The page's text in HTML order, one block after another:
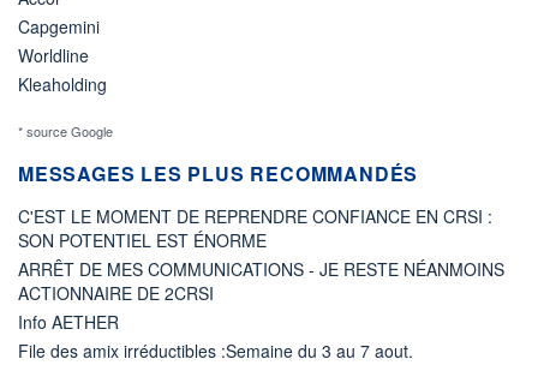
Capgemini
Worldline
Kleaholding
* source Google
MESSAGES LES PLUS RECOMMANDÉS
C'EST LE MOMENT DE REPRENDRE CONFIANCE EN CRSI :
SON POTENTIEL EST ÉNORME
ARRÊT DE MES COMMUNICATIONS - JE RESTE NÉANMOINS
ACTIONNAIRE DE 2CRSI
Info AETHER
File des amix irréductibles :Semaine du 3 au 7 aout.